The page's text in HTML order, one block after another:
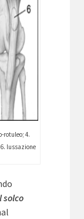
rotuleo; 4.
lussazione
solco